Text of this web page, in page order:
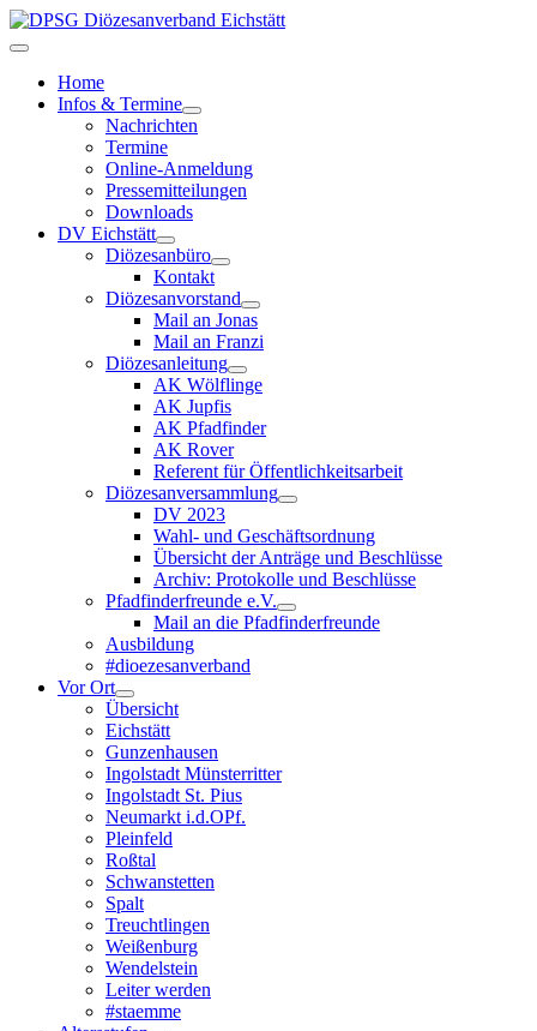
Home
Infos & Termine
Nachrichten
Termine
Online-Anmeldung
Pressemitteilungen
Downloads
DV Eichstätt
Diözesanbüro
Kontakt
Diözesanvorstand
Mail an Jonas
Mail an Franzi
Diözesanleitung
AK Wölflinge
AK Jupfis
AK Pfadfinder
AK Rover
Referent für Öffentlichkeitsarbeit
Diözesanversammlung
DV 2023
Wahl- und Geschäftsordnung
Übersicht der Anträge und Beschlüsse
Archiv: Protokolle und Beschlüsse
Pfadfinderfreunde e.V.
Mail an die Pfadfinderfreunde
Ausbildung
#dioezesanverband
Vor Ort
Übersicht
Eichstätt
Gunzenhausen
Ingolstadt Münsterritter
Ingolstadt St. Pius
Neumarkt i.d.OPf.
Pleinfeld
Roßtal
Schwanstetten
Spalt
Treuchtlingen
Weißenburg
Wendelstein
Leiter werden
#staemme